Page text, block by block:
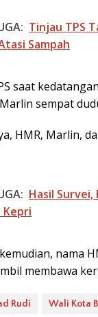
Tinjau TPS
Sampah
saat
sempat
HMR, Marlin,
Hasil
Kepri
nama
membawa
Rudi Wali Kota